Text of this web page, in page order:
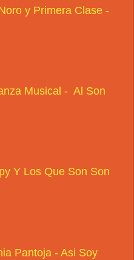
y Primera Clase -
Musical - Al Son
Y Los Que Son Son
Pantoja - Asi Soy